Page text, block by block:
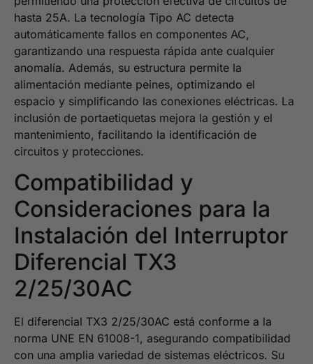
hasta 25A. La tecnología Tipo AC detecta
automáticamente fallos en componentes AC,
garantizando una respuesta rápida ante cualquier
anomalía. Además, su estructura permite la
alimentación mediante peines, optimizando el
espacio y simplificando las conexiones eléctricas. La
inclusión de portaetiquetas mejora la gestión y el
mantenimiento, facilitando la identificación de
circuitos y protecciones.
Compatibilidad y
Consideraciones para la
Instalación del Interruptor
Diferencial TX3
2/25/30AC
El diferencial TX3 2/25/30AC está conforme a la
norma UNE EN 61008-1, asegurando compatibilidad
con una amplia variedad de sistemas eléctricos. Su